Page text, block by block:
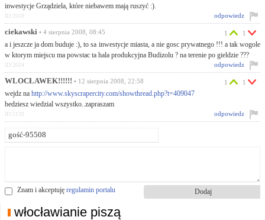
inwestycje Grządziela, które niebawem mają ruszyć :).
odpowiedz
ID:2018
ciekawski • 4 sierpnia 2008, 08:45
a i jeszcze ja dom buduje :), to sa inwestycje miasta, a nie gosc prywatnego !!! a tak wogole
w ktorym miejscu ma powstac ta hala produkcyjna Budizolu ? na terenie po gieldzie ???
1 1
odpowiedz
ID:2024
WLOCŁAWEK!!!!!! • 12 sierpnia 2008, 22:58
wejdz na http://www.skyscrapercity.com/showthread.php?t=409047
bedziesz wiedzial wszystko..zapraszam
1 1
odpowiedz
ID:2139
Znam i akceptuję regulamin portalu
włocławianie piszą